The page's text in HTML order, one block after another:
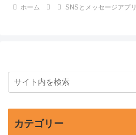
ホーム SNSとメッセージアプリ
カテゴリー